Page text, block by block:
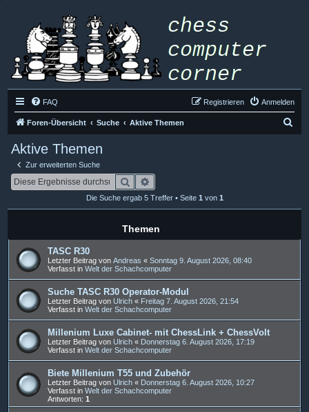
FAQ Anmelden
Registrieren
Foren-Übersicht Suche Aktive Themen
Aktive Themen
Zur erweiterten Suche
Suche
Die Suche ergab 5 Treffer • Seite 1 von 1
Themen
TASC R30
Letzter Beitrag von Andreas « Sonntag 9. August 2026, 08:40
Verfasst in Welt der Schachcomputer
Suche TASC R30 Operator-Modul
Letzter Beitrag von Ulrich « Freitag 7. August 2026, 21:54
Verfasst in Welt der Schachcomputer
Millenium Luxe Cabinet- mit ChessLink + ChessVolt
Letzter Beitrag von Ulrich « Donnerstag 6. August 2026, 17:19
Verfasst in Welt der Schachcomputer
Biete Millenium T55 und Zubehör
Letzter Beitrag von Ulrich « Donnerstag 6. August 2026, 10:27
Verfasst in Welt der Schachcomputer
Antworten: 1